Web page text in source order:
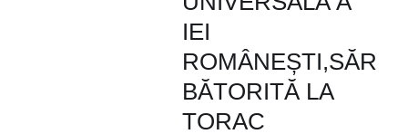
IEI
ROMÂNEȘTI,SĂR
BĂTORITĂ LA
TORAC